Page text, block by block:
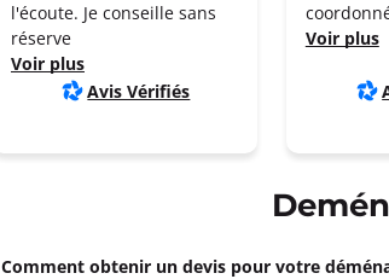
l'écoute. Je conseille sans
réserve
Voir plus
Avis Vérifiés
Voir plus
Comment obtenir un devis pour votre